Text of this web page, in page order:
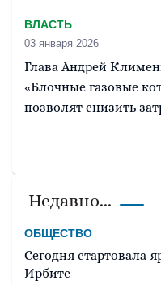
ВЛАСТЬ
03 января 2026
Глава Андрей
«Блочные газовые
позволят снизить
Недавно...
ОБЩЕСТВО
Сегодня стартовала
Ирбите